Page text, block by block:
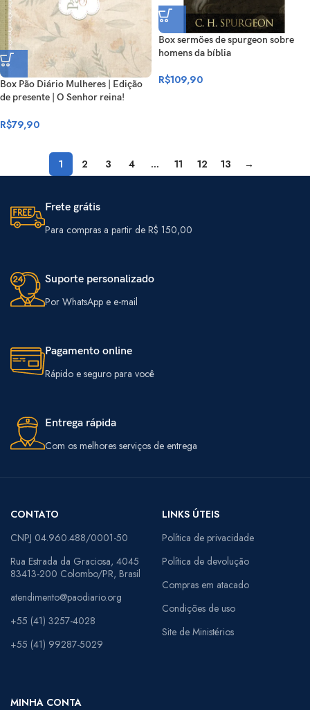
Box Pão Diário Mulheres | Edição
de presente | O Senhor reina!
para Mulheres
R$79,90
Box sermões de spurgeon sobre
homens da bíblia
R$109,90
1 2 3 4 … 11 12 13 →
Frete grátis
Para compras a partir de R$ 150,00
Suporte personalizado
Por WhatsApp e e-mail
Pagamento online
Rápido e seguro para você
Entrega rápida
Com os melhores serviços de entrega
CONTATO
CNPJ 04.960.488/0001-50
Rua Estrada da Graciosa, 4045
83413-200 Colombo/PR, Brasil
atendimento@paodiario.org
+55 (41) 3257-4028
+55 (41) 99287-5029
LINKS ÚTEIS
Política de privacidade
Política de devolução
Compras em atacado
Condições de uso
Site de Ministérios
MINHA CONTA